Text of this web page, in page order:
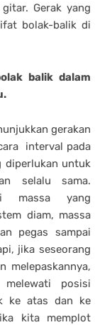
Gerak yang
bolak-balik di
balik dalam
gerakan
interval pada
diperlukan untuk
selalu sama.
massa yang
diam, massa
pegas sampai
jika seseorang
melepaskannya,
posisi
ke atas dan ke
kita memplot